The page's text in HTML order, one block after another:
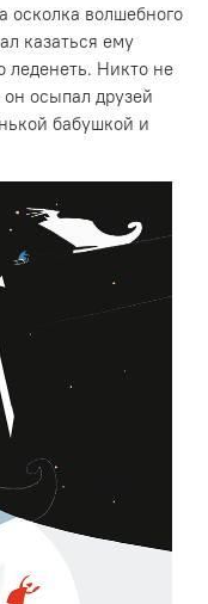
осколка волшебного
казаться ему
леденеть. Никто не
осыпал друзей
бабушкой и